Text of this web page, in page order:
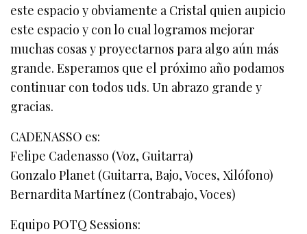
este espacio y obviamente a Cristal quien aupicio
este espacio y con lo cual logramos mejorar
muchas cosas y proyectarnos para algo aún más
grande. Esperamos que el próximo año podamos
continuar con todos uds. Un abrazo grande y
gracias.
CADENASSO es:
Felipe Cadenasso (Voz, Guitarra)
Gonzalo Planet (Guitarra, Bajo, Voces, Xilófono)
Bernardita Martínez (Contrabajo, Voces)
Equipo POTQ Sessions: